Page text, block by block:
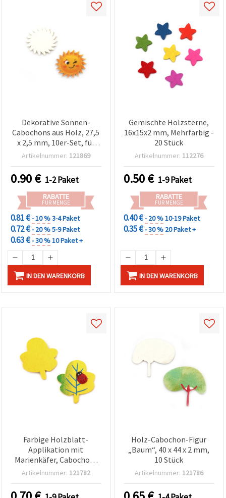
Dekorative Sonnen-
Cabochons aus Holz, 27,5
x 2,5 mm, 10er-Set, für
Deko, Scrapbooking &
Artikelnummer: 121869
0.90€ 1-2 Paket
RABATTE
FÜR MENGE
0.81 €- 10 %3-4 Paket
0.72 €- 20 %5-9 Paket
0.63 €- 30 %10 Paket +
IN DEN WARENKORB
Gemischte Holzsterne,
16x15x2 mm, Mehrfarbig -
20 Stück
Artikelnummer: 112276
0.50€ 1-9 Paket
RABATTE
FÜR MENGE
0.40 €- 20 %10-19 Paket
0.35 €- 30 % 20 Paket +
IN DEN WARENKORB
Farbige Holzblatt-
Applikation mit
Marienkäfer, Cabochon-
Form, 39 x 34 x 6 mm – 5
Artikelnummer: 121782
Holz-Cabochon-Figur
„Baum“, 40 x 44 x 2 mm,
10 Stück
Artikelnummer: 121786